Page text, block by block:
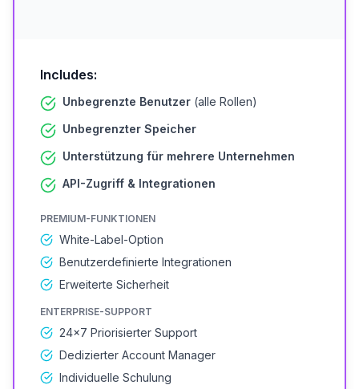
Includes:
Unbegrenzte Benutzer (alle Rollen)
Unbegrenzter Speicher
Unterstützung für mehrere Unternehmen
API-Zugriff & Integrationen
PREMIUM-FUNKTIONEN
White-Label-Option
Benutzerdefinierte Integrationen
Erweiterte Sicherheit
ENTERPRISE-SUPPORT
24×7 Priorisierter Support
Dedizierter Account Manager
Individuelle Schulung